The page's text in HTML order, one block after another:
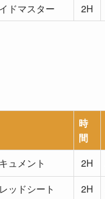
ドマスター
2H
時
間
ュメント 2H
ッドシート
2H